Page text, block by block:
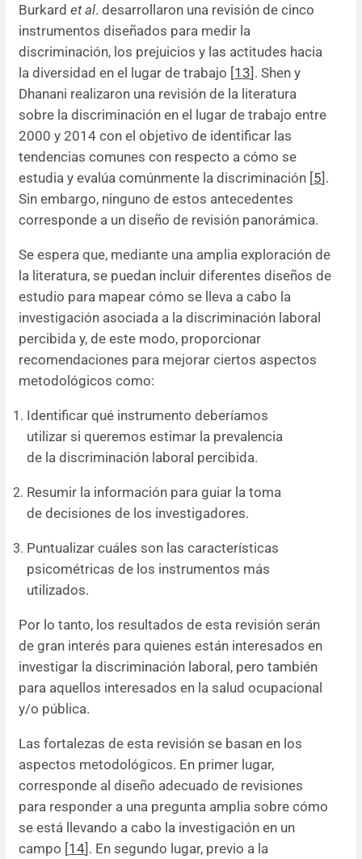
Burkard et al. desarrollaron una revisión de cinco
instrumentos diseñados para medir la
discriminación, los prejuicios y las actitudes hacia
la diversidad en el lugar de trabajo [13]. Shen y
Dhanani realizaron una revisión de la literatura
sobre la discriminación en el lugar de trabajo entre
2000 y 2014 con el objetivo de identificar las
tendencias comunes con respecto a cómo se
estudia y evalúa comúnmente la discriminación [5].
Sin embargo, ninguno de estos antecedentes
corresponde a un diseño de revisión panorámica.
Se espera que, mediante una amplia exploración de
la literatura, se puedan incluir diferentes diseños de
estudio para mapear cómo se lleva a cabo la
investigación asociada a la discriminación laboral
percibida y, de este modo, proporcionar
recomendaciones para mejorar ciertos aspectos
metodológicos como:
Identificar qué instrumento deberíamos
utilizar si queremos estimar la prevalencia
de la discriminación laboral percibida.
Resumir la información para guiar la toma
de decisiones de los investigadores.
Puntualizar cuáles son las características
psicométricas de los instrumentos más
utilizados.
Por lo tanto, los resultados de esta revisión serán
de gran interés para quienes están interesados en
investigar la discriminación laboral, pero también
para aquellos interesados en la salud ocupacional
y/o pública.
Las fortalezas de esta revisión se basan en los
aspectos metodológicos. En primer lugar,
corresponde al diseño adecuado de revisiones
para responder a una pregunta amplia sobre cómo
se está llevando a cabo la investigación en un
campo [14]. En segundo lugar, previo a la